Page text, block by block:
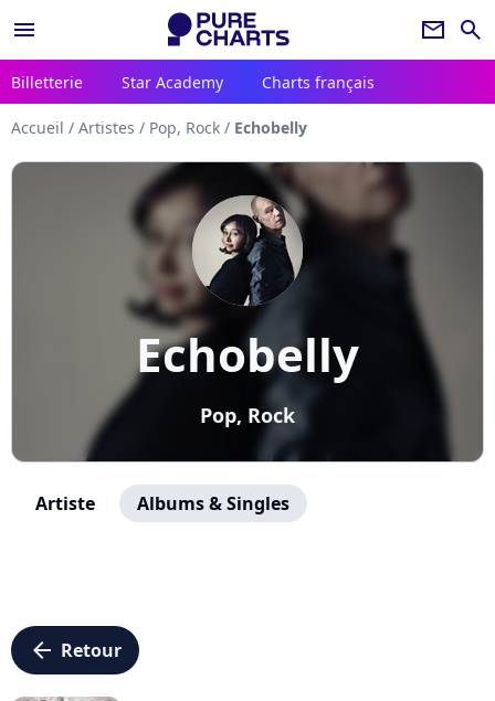
menu newsletter search
Billetterie Star Academy Charts français
Accueil / Artistes / Pop, Rock / Echobelly
Echobelly
Pop, Rock
Artiste Albums & Singles
arrow_left Retour